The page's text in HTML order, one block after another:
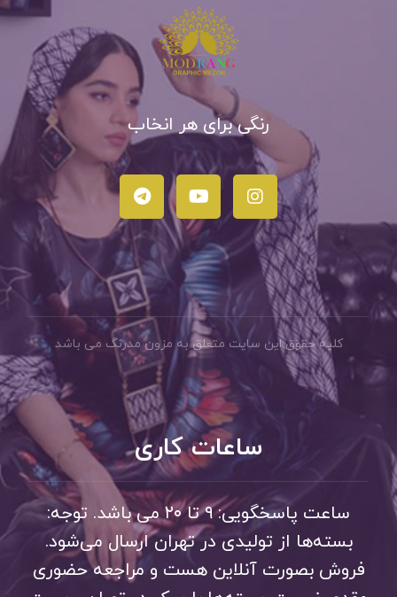
رنگی برای هر انخاب
کلیه حقوق این سایت متعلق به مزون مدرنگ می باشد
ساعات کاری
ساعت پاسخگویی: ۹ تا ۲۰ می باشد. توجه:
بسته‌ها از تولیدی در تهران ارسال می‌شود.
فروش بصورت آنلاین هست و مراجعه حضوری